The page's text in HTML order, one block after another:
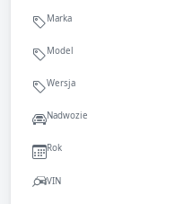
Marka
Model
Wersja
Nadwozie
Rok
VIN